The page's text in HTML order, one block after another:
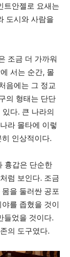
트안젤로 요새는
도시와 사람을
조금 더 가까워
서는 순간, 몰
음에는 그 정교
의 형태는 단단
다. 큰 나라의
라 몰타에 이렇
인상적이다.
흉갑은 단순한
럼 보인다. 조금
을 둘러싼 공포
를 좁혔을 것이
들었을 것이다.
의 도구였다.